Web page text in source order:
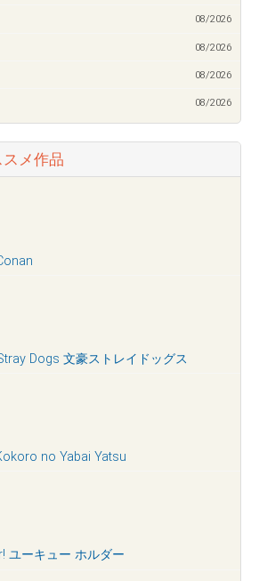
08/2026
08/2026
08/2026
08/2026
スメ作品
Dogs 文豪ストレイドッグス
no Yabai Yatsu
ユーキュー ホルダー